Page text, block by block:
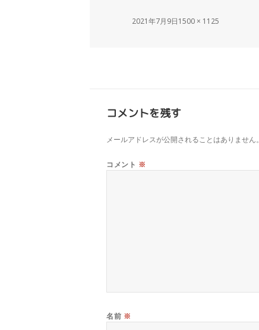
2021年7月9日1500 × 1125
コメントを残す
メールアドレスが公開されることはありません。
コメント ※
名前 ※